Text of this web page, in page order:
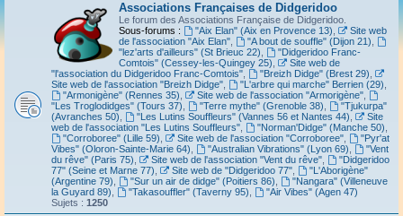
Associations Françaises de Didgeridoo
Le forum des Associations Française de Didgeridoo.
Sous-forums :
"Aix Elan" (Aix en Provence 13)
Site web
de l'association "Aix Elan"
"A bout de souffle" (Dijon 21)
"lez'arts d'ailleurs" (St Brieuc 22)
"Didgeridoo Franc-
Comtois" (Cessey-les-Quingey 25)
Site web de
"l'association du Didgeridoo Franc-Comtois"
"Breizh Didge" (Brest 29)
Site web de l'association "Breizh Didge"
"L'arbre qui marche" Berrien (29)
"Armonigène" (Rennes 35)
Site web de l'association "Armorigène",
"Les Troglodidges" (Tours 37)
"Terre mythe" (Grenoble 38)
"Tjukurpa"
(Avranches 50)
"Les Lutins Souffleurs" (Vannes 56 et Nantes 44)
Site
web de l'association "Les Lutins Souffleurs"
"Norman'Didge" (Manche 50)
"Corroboree" (Lille 59)
Site web de l'association "Corroboree",
"Pyr'at
Vibes" (Oloron-Sainte-Marie 64)
"Australian Vibrations" (Lyon 69)
"Vent
du rêve" (Paris 75)
Site web de l'association "Vent du rêve",
"Didgeridoo
77" (Seine et Marne 77)
Site web de "Didgeridoo 77",
"L'Aborigène"
(Argentine 79)
"Sur un air de didge" (Poitiers 86)
"Nangara" (Villeneuve
la Guyard 89)
"Takasouffler" (Taverny 95)
"Air Vibes" (Agen 47)
Sujets : 1250